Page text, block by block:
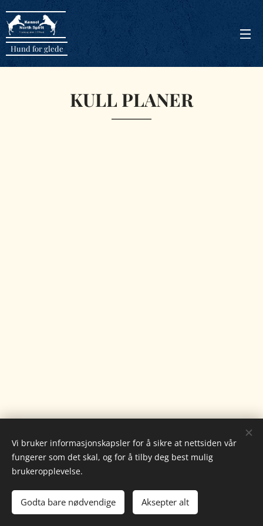
Hund for glede
KULL PLANER
©️Designed by Soerensen's Graphic's
Informasjonskapsler
Vi bruker informasjonskapsler for å sikre at nettsiden vår
fungerer som det skal, og for å tilby deg best mulig
brukeropplevelse.
Godta bare nødvendige Aksepter alt